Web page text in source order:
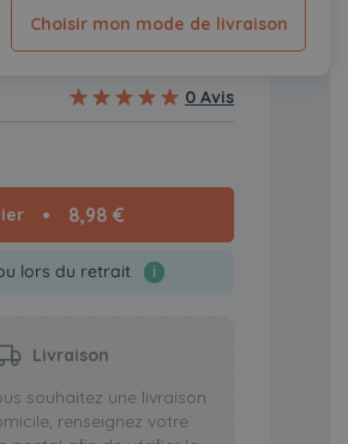
Choisir mon mode de livraison
5 en
0 Avis
8,98 €
lors du retrait i
Livraison
souhaitez une livraison
renseignez votre